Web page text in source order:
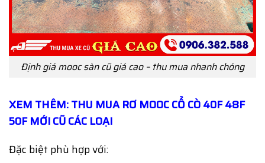
Định giá mooc sàn cũ giá cao – thu mua nhanh chóng
XEM THÊM: THU MUA RƠ MOOC CỔ CÒ 40F 48F
50F MỚI CŨ CÁC LOẠI
Đặc biệt phù hợp với: